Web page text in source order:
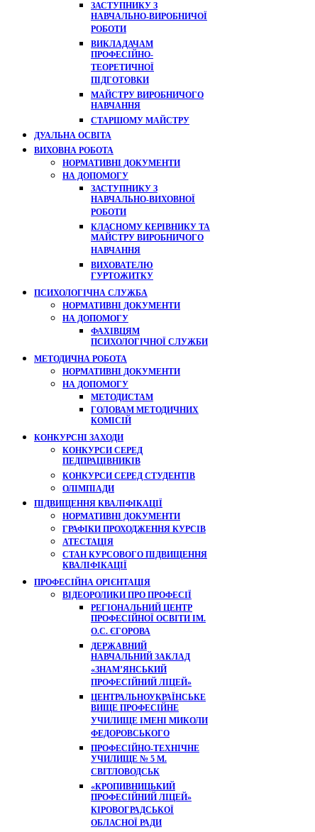
ЗАСТУПНИКУ З
НАВЧАЛЬНО-ВИРОБНИЧОЇ
РОБОТИ
ВИКЛАДАЧАМ
ПРОФЕСІЙНО-
ТЕОРЕТИЧНОЇ
ПІДГОТОВКИ
МАЙСТРУ ВИРОБНИЧОГО
НАВЧАННЯ
СТАРШОМУ МАЙСТРУ
ДУАЛЬНА ОСВІТА
ВИХОВНА РОБОТА
НОРМАТИВНІ ДОКУМЕНТИ
НА ДОПОМОГУ
ЗАСТУПНИКУ З
НАВЧАЛЬНО-ВИХОВНОЇ
РОБОТИ
КЛАСНОМУ КЕРІВНИКУ ТА
МАЙСТРУ ВИРОБНИЧОГО
НАВЧАННЯ
ВИХОВАТЕЛЮ
ГУРТОЖИТКУ
ПСИХОЛОГІЧНА СЛУЖБА
НОРМАТИВНІ ДОКУМЕНТИ
НА ДОПОМОГУ
ФАХІВЦЯМ
ПСИХОЛОГІЧНОЇ СЛУЖБИ
МЕТОДИЧНА РОБОТА
НОРМАТИВНІ ДОКУМЕНТИ
НА ДОПОМОГУ
МЕТОДИСТАМ
ГОЛОВАМ МЕТОДИЧНИХ
КОМІСІЙ
КОНКУРСНІ ЗАХОДИ
КОНКУРСИ СЕРЕД
ПЕДПРАЦІВНИКІВ
КОНКУРСИ СЕРЕД СТУДЕНТІВ
ОЛІМПІАДИ
ПІДВИЩЕННЯ КВАЛІФІКАЦІЇ
НОРМАТИВНІ ДОКУМЕНТИ
ГРАФІКИ ПРОХОДЖЕННЯ КУРСІВ
АТЕСТАЦІЯ
СТАН КУРСОВОГО ПІДВИЩЕННЯ
КВАЛІФІКАЦІЇ
ПРОФЕСІЙНА ОРІЄНТАЦІЯ
ВІДЕОРОЛИКИ ПРО ПРОФЕСІЇ
РЕГІОНАЛЬНИЙ ЦЕНТР
ПРОФЕСІЙНОЇ ОСВІТИ ІМ.
О.С. ЄГОРОВА
ДЕРЖАВНИЙ
НАВЧАЛЬНИЙ ЗАКЛАД
«ЗНАМ’ЯНСЬКИЙ
ПРОФЕСІЙНИЙ ЛІЦЕЙ»
ЦЕНТРАЛЬНОУКРАЇНСЬКЕ
ВИЩЕ ПРОФЕСІЙНЕ
УЧИЛИЩЕ ІМЕНІ МИКОЛИ
ФЕДОРОВСЬКОГО
ПРОФЕСІЙНО-ТЕХНІЧНЕ
УЧИЛИЩЕ № 5 М.
СВІТЛОВОДСЬК
«КРОПИВНИЦЬКИЙ
ПРОФЕСІЙНИЙ ЛІЦЕЙ»
КІРОВОГРАДСЬКОЇ
ОБЛАСНОЇ РАДИ